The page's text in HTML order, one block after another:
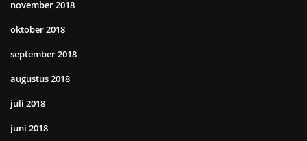
november 2018
oktober 2018
september 2018
augustus 2018
juli 2018
juni 2018